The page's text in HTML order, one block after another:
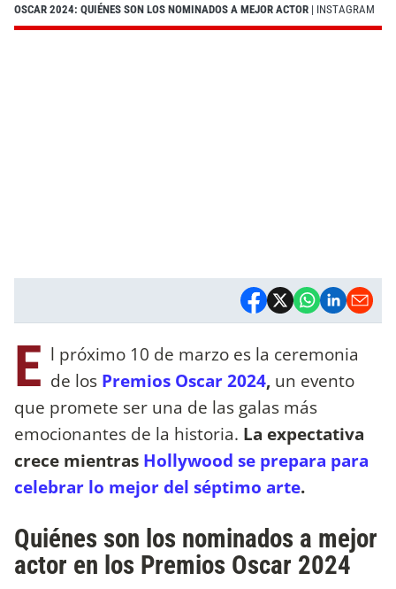
OSCAR 2024: QUIÉNES SON LOS NOMINADOS A MEJOR ACTOR | INSTAGRAM
E l próximo 10 de marzo es la ceremonia
de los Premios Oscar 2024, un evento
que promete ser una de las galas más
emocionantes de la historia. La expectativa
crece mientras Hollywood se prepara para
celebrar lo mejor del séptimo arte.
Quiénes son los nominados a mejor
actor en los Premios Oscar 2024